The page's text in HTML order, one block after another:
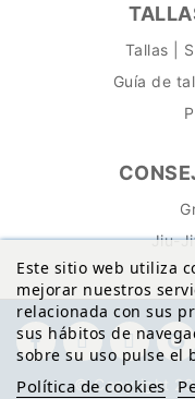
Tallas |
Guía de
Jiu-
Este sitio web utiliza
mejorar nuestros
relacionada con sus
sus hábitos de
sobre su uso pulse el
Política de cookies
© Copyright